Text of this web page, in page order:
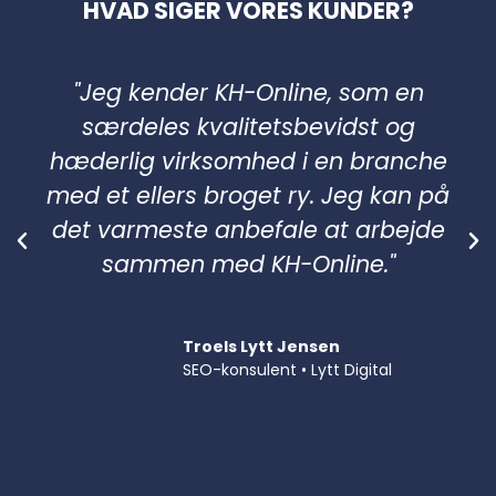
HVAD SIGER VORES KUNDER?
"Jeg kender KH-Online, som en
særdeles kvalitetsbevidst og
hæderlig virksomhed i en branche
med et ellers broget ry. Jeg kan på
det varmeste anbefale at arbejde
sammen med KH-Online."
Troels Lytt Jensen
SEO-konsulent • Lytt Digital